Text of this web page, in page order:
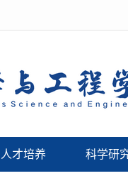
人才培养 科学研